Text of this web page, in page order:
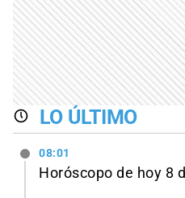
LO ÚLTIMO
08:01
Horóscopo de hoy 8